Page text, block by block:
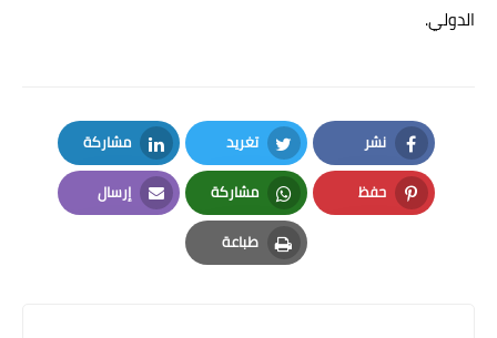
الدولي.
نشر
Facebook
تغريد
Twitter
مشاركة
LinkedIn
حفظ
Pinterest
مشاركة
Whatsapp
إرسال
Email
طباعة
Print